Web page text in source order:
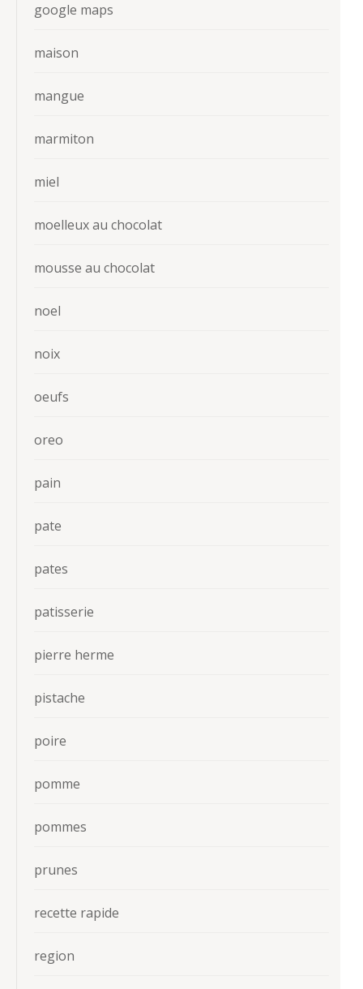
google maps
maison
mangue
marmiton
miel
moelleux au chocolat
mousse au chocolat
noel
noix
oeufs
oreo
pain
pate
pates
patisserie
pierre herme
pistache
poire
pomme
pommes
prunes
recette rapide
region